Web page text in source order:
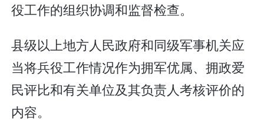
役工作的组织协调和监督检查。
县级以上地方人民政府和同级军事机关应
当将兵役工作情况作为拥军优属、拥政爱
民评比和有关单位及其负责人考核评价的
内容。